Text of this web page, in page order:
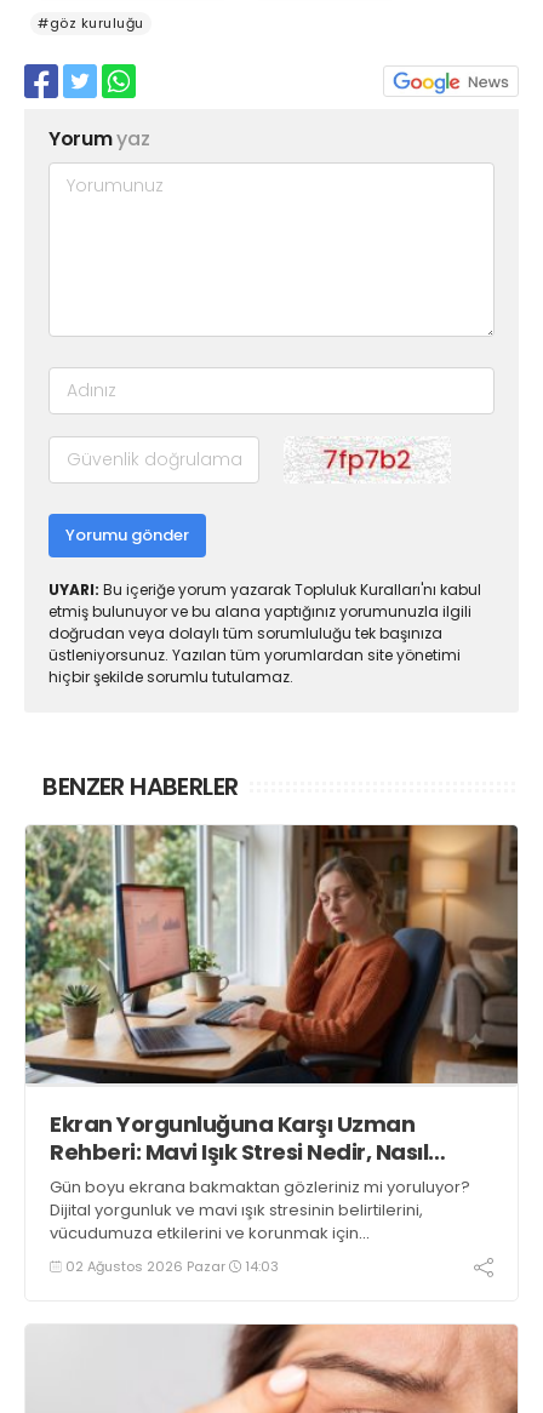
#göz kuruluğu
Yorumyaz
Yorumu gönder
UYARI: Bu içeriğe yorum yazarak Topluluk Kuralları'nı kabul
etmiş bulunuyor ve bu alana yaptığınız yorumunuzla ilgili
doğrudan veya dolaylı tüm sorumluluğu tek başınıza
üstleniyorsunuz. Yazılan tüm yorumlardan site yönetimi
hiçbir şekilde sorumlu tutulamaz.
BENZER HABERLER
Ekran Yorgunluğuna Karşı Uzman
Rehberi: Mavi Işık Stresi Nedir, Nasıl
Önlenir?
Gün boyu ekrana bakmaktan gözleriniz mi yoruluyor?
Dijital yorgunluk ve mavi ışık stresinin belirtilerini,
vücudumuza etkilerini ve korunmak için
uygulayabileceğiniz 5 etkili yöntemi öğrenin
02 Ağustos 2026 Pazar 14:03